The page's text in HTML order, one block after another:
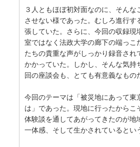
３人ともほぼ初対面なのに、そんな
させない様であった。むしろ進行す
張していた。さらに、今回の収録現
室ではなく法政大学の廊下の端っこ
たちの貴重な声がしっかり録音され
かかっていた。しかし、そんな気持
回の座談会も、とても有意義なもの
今回のテーマは「被災地にあって東
は」であった。現地に行ったからこ
体験談を通してあがってきたのが地
一体感、そして生かされているとい